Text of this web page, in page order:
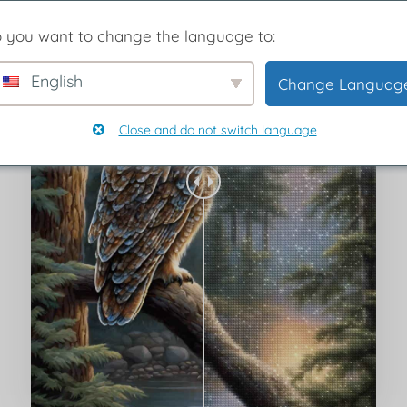
you want to change the language to:
English Change
Close and do not switch language